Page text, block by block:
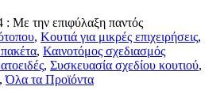
Με την επιφύλαξη παντός
, Κουτιά για μικρές επιχειρήσεις,
, Καινοτόμος σχεδιασμός
, Συσκευασία σχεδίου κουτιού,
,Όλα τα Προϊόντα